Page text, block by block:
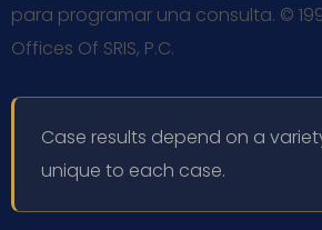
para programar una consulta. ©
Offices Of SRIS, P.C.
Case results depend on a
unique to each case.